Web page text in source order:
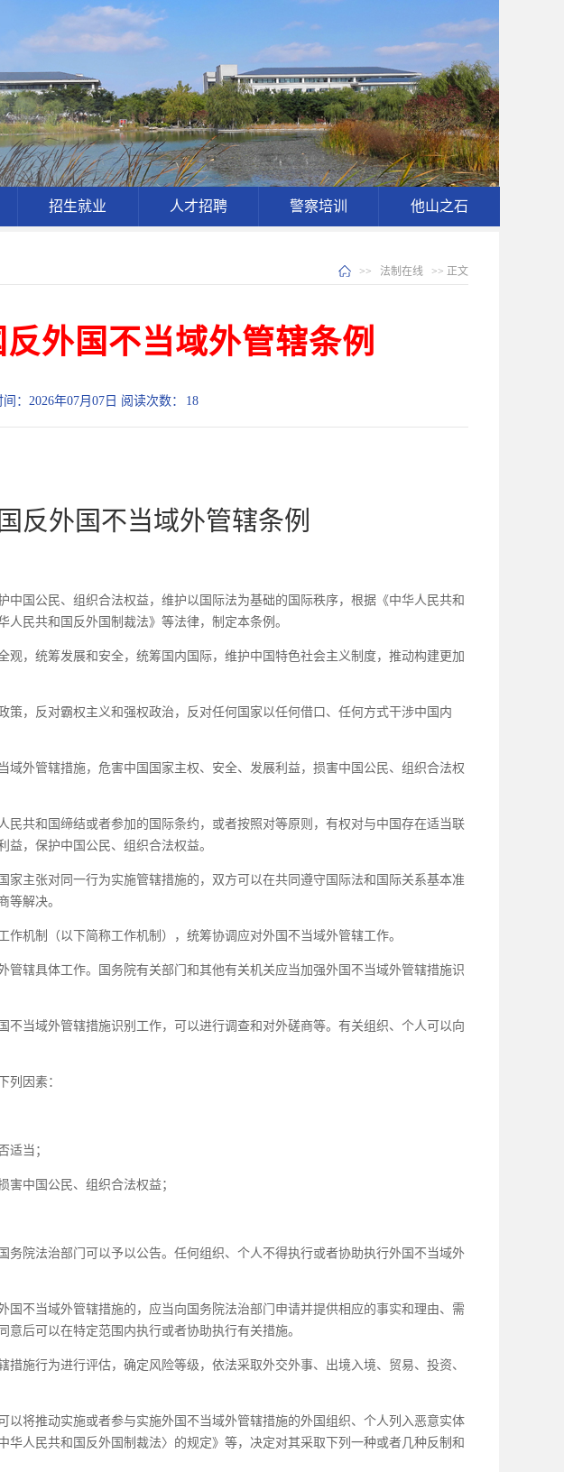
招生就业 人才招聘 警察培训 他山之石
>> 法制在线 >> 正文
外国不当域外管辖条例
：2026年07月07日 阅读次数： 18
反外国不当域外管辖条例
国公民、组织合法权益，维护以国际法为基础的国际秩序，根据《中华人民共和
民共和国反外国制裁法》等法律，制定本条例。
，统筹发展和安全，统筹国内国际，维护中国特色社会主义制度，推动构建更加
，反对霸权主义和强权政治，反对任何国家以任何借口、任何方式干涉中国内
域外管辖措施，危害中国国家主权、安全、发展利益，损害中国公民、组织合法权
共和国缔结或者参加的国际条约，或者按照对等原则，有权对与中国存在适当联
，保护中国公民、组织合法权益。
家主张对同一行为实施管辖措施的，双方可以在共同遵守国际法和国际关系基本准
等解决。
机制（以下简称工作机制），统筹协调应对外国不当域外管辖工作。
管辖具体工作。国务院有关部门和其他有关机关应当加强外国不当域外管辖措施识
当域外管辖措施识别工作，可以进行调查和对外磋商等。有关组织、个人可以向
列因素：
适当；
害中国公民、组织合法权益；
务院法治部门可以予以公告。任何组织、个人不得执行或者协助执行外国不当域外
国不当域外管辖措施的，应当向国务院法治部门申请并提供相应的事实和理由、需
后可以在特定范围内执行或者协助执行有关措施。
施行为进行评估，确定风险等级，依法采取外交外事、出境入境、贸易、投资、
将推动实施或者参与实施外国不当域外管辖措施的外国组织、个人列入恶意实体
人民共和国反外国制裁法〉的规定》等，决定对其采取下列一种或者几种反制和